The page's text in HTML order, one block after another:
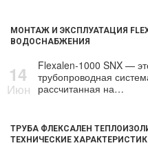
МОНТАЖ И ЭКСПЛУАТАЦИЯ
ВОДОСНАБЖЕНИЯ
14
Июн
Flexalen-1000 SNX —
трубопроводная
рассчитанная на…
ТРУБА ФЛЕКСАЛЕН
ТЕХНИЧЕСКИЕ